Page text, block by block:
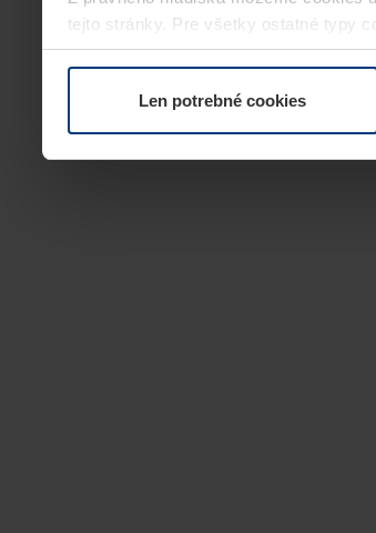
tejto stránky. Pre všetky ostatné typy
alebo odvolať vo vysvetlení cookie na
Len potrebné cookies